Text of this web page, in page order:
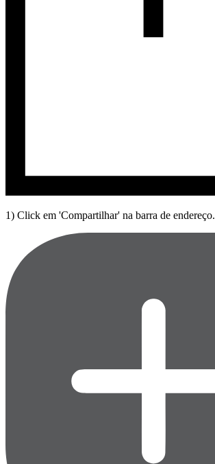
1) Click em 'Compartilhar' na barra de endereço.